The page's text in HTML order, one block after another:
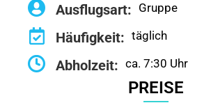
Ausflugsart: Gruppe
Häufigkeit: täglich
Abholzeit: ca. 7:30 Uhr
PREISE